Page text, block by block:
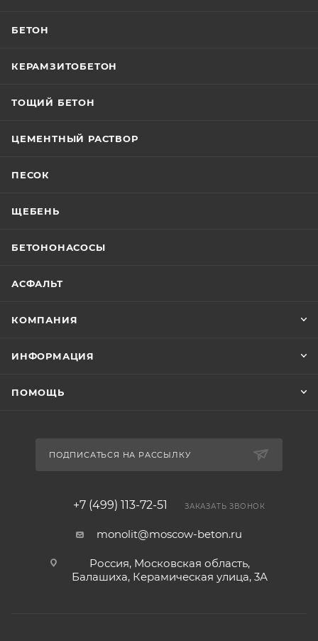
БЕТОН
КЕРАМЗИТОБЕТОН
ТОЩИЙ БЕТОН
ЦЕМЕНТНЫЙ РАСТВОР
ПЕСОК
ЩЕБЕНЬ
БЕТОНОНАСОСЫ
АСФАЛЬТ
КОМПАНИЯ
ИНФОРМАЦИЯ
ПОМОЩЬ
ПОДПИСАТЬСЯ НА РАССЫЛКУ
+7 (499) 113-72-51 ЗАКАЗАТЬ ЗВОНОК
monolit@moscow-beton.ru
Россия, Московская область,
Балашиха, Керамическая улица, 3А